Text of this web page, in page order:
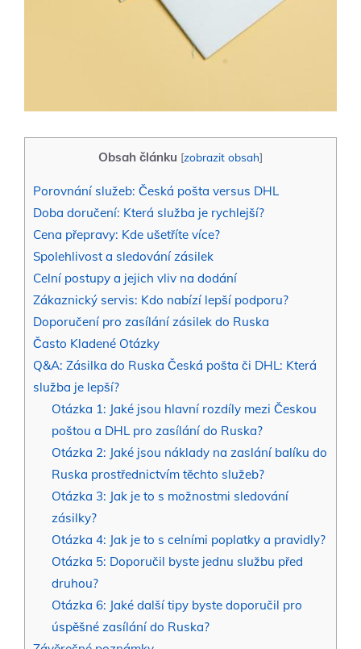
Obsah článku [zobrazit obsah]
Porovnání služeb: Česká pošta versus DHL
Doba doručení: Která služba je rychlejší?
Cena přepravy: Kde ušetříte více?
Spolehlivost a sledování zásilek
Celní postupy a jejich vliv na dodání
Zákaznický servis: Kdo nabízí lepší podporu?
Doporučení pro zasílání zásilek do Ruska
Často Kladené Otázky
Q&A: Zásilka do Ruska Česká pošta či DHL: Která
služba je lepší?
Otázka 1: Jaké jsou hlavní rozdíly mezi Českou
poštou a DHL pro zasílání do Ruska?
Otázka 2: Jaké jsou náklady na zaslání balíku do
Ruska prostřednictvím těchto služeb?
Otázka 3: Jak je to s možnostmi sledování
zásilky?
Otázka 4: Jak je to s celními poplatky a pravidly?
Otázka 5: Doporučil byste jednu službu před
druhou?
Otázka 6: Jaké další tipy byste doporučil pro
úspěšné zasílání do Ruska?